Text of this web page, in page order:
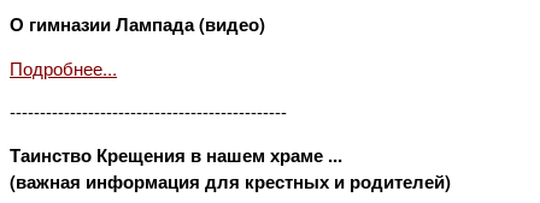
О гимназии Лампада (видео)
Подробнее...
----------------------------------------------
Таинство Крещения в нашем храме ...
(важная информация для крестных и родителей)